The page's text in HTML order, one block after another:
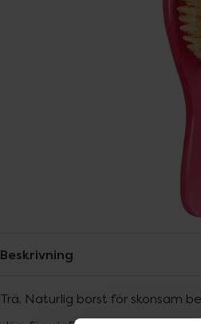
Beskrivning
Trä. Naturlig borst för skonsam